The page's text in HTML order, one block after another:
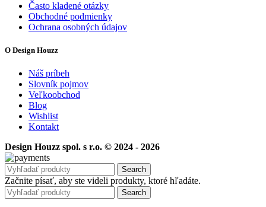
Často kladené otázky
Obchodné podmienky
Ochrana osobných údajov
O Design Houzz
Náš príbeh
Slovník pojmov
Veľkoobchod
Blog
Wishlist
Kontakt
Design Houzz spol. s r.o. © 2024 - 2026
Search
Začnite písať, aby ste videli produkty, ktoré hľadáte.
Search